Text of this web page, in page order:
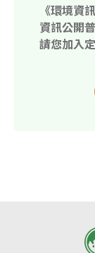
《環境資
資訊公開
請您加入